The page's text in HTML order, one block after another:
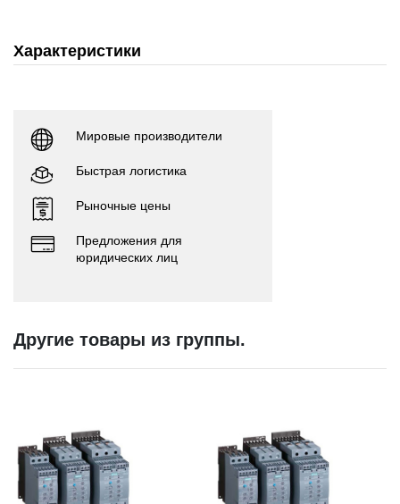
Характеристики
Мировые производители
Быстрая логистика
Рыночные цены
Предложения для
юридических лиц
Другие товары из группы.